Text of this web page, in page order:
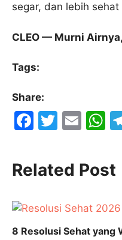
segar, dan lebih
CLEO — Murni
Tags:
Share:
F
c
e
o
T
itt
er
E
ai
l
at
s
p
Related Post
8 Resolusi Sehat yang